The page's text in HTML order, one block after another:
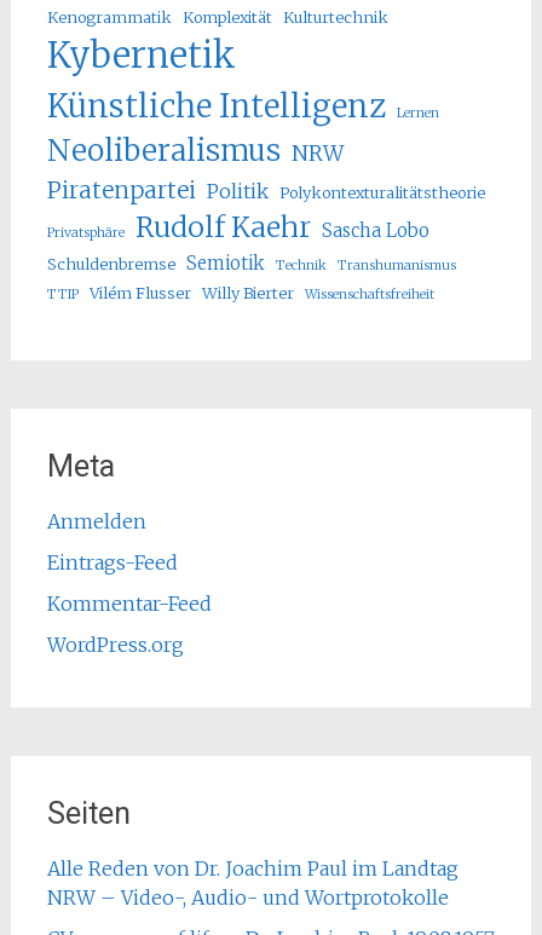
Kenogrammatik Komplexität Kulturtechnik
Kybernetik
Künstliche Intelligenz Lernen
Neoliberalismus NRW
Piratenpartei Politik Polykontexturalitätstheorie
Privatsphäre Rudolf Kaehr Sascha Lobo
Schuldenbremse Semiotik Technik
Transhumanismus
TTIP
Vilém Flusser Willy Bierter Wissenschaftsfreiheit
Meta
Anmelden
Eintrags-Feed
Kommentar-Feed
WordPress.org
Seiten
Alle Reden von Dr. Joachim Paul im Landtag
NRW – Video-, Audio- und Wortprotokolle